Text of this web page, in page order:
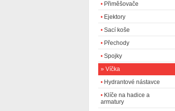
• Přiměšovače
• Ejektory
• Sací koše
• Přechody
• Spojky
» Víčka
• Hydrantové nástavce
• Klíče na hadice a
armatury